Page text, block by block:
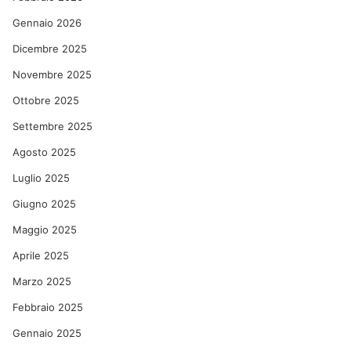
Gennaio 2026
Dicembre 2025
Novembre 2025
Ottobre 2025
Settembre 2025
Agosto 2025
Luglio 2025
Giugno 2025
Maggio 2025
Aprile 2025
Marzo 2025
Febbraio 2025
Gennaio 2025